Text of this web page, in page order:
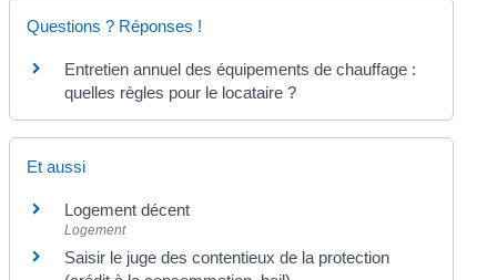
Questions ? Réponses !
Entretien annuel des équipements de chauffage :
quelles règles pour le locataire ?
Et aussi
Logement décent
Logement
Saisir le juge des contentieux de la protection